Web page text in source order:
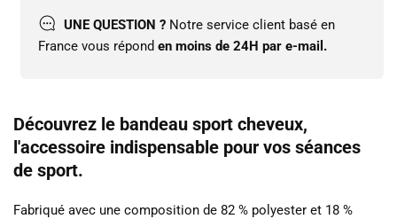
UNE QUESTION ? Notre service client basé en
France vous répond en moins de 24H par e-mail.
Découvrez le bandeau sport cheveux,
l'accessoire indispensable pour vos séances
de sport.
Fabriqué avec une composition de 82 % polyester et 18 %